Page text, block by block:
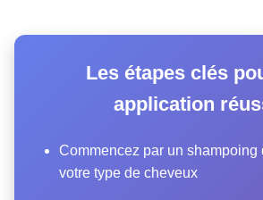
Les étapes clés
application
Commencez par un shampoing
votre type de cheveux